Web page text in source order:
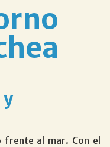
frente al mar. Con el